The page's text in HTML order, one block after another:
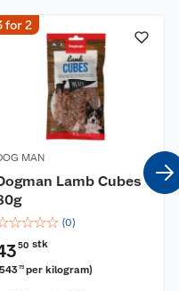
for 2
MAN
Lamb Cubes
☆☆☆☆ (0)
50 stk
75 per kilogram)